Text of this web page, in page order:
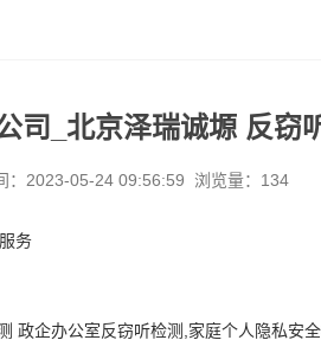
司_北京泽瑞诚塬 反窃
：2023-05-24 09:56:59 浏览量：134
务
政企办公室反窃听检测 ,家庭个人隐私安